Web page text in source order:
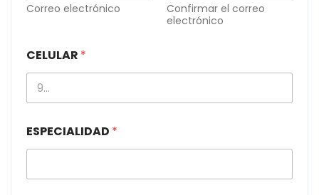
Correo electrónico
Confirmar el correo
electrónico
CELULAR *
ESPECIALIDAD *